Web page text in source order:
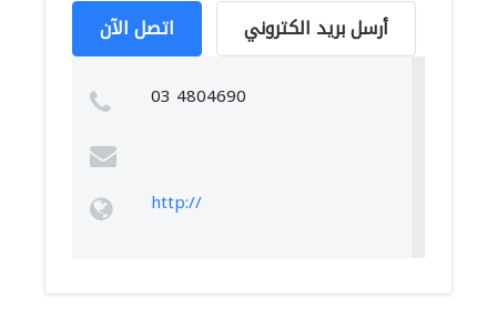
اتصل الآن أرسل بريد الكتروني
03 4804690
http://